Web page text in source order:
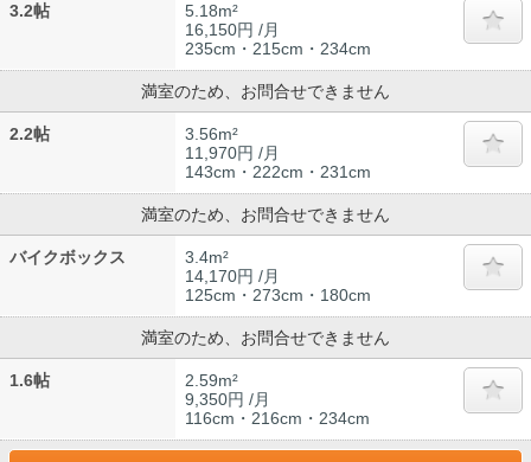
3.2帖
5.18m²
16,150円 /月
235cm・215cm・234cm
満室のため、お問合せできません
2.2帖
3.56m²
11,970円 /月
143cm・222cm・231cm
満室のため、お問合せできません
バイクボックス
3.4m²
14,170円 /月
125cm・273cm・180cm
満室のため、お問合せできません
1.6帖
2.59m²
9,350円 /月
116cm・216cm・234cm